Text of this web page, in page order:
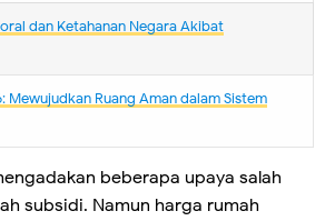
dan Ketahanan Negara Akibat
Mewujudkan Ruang Aman dalam Sistem
beberapa upaya salah
subsidi. Namun harga rumah